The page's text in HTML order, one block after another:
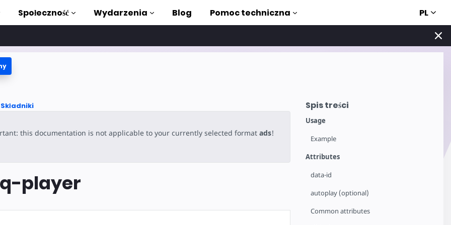
i samouczki
z AMP
AMP
to AMP
bezpłatnym
Społeczność Wydarzenia Blog Pomoc techniczna PL
Spis treści
Usage
Example
Attributes
data-id
autoplay (optional)
Common attributes
Składniki
this documentation is not applicable to your currently selected format ads!
player